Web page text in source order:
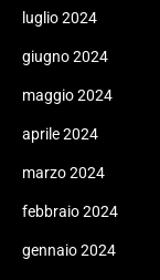
luglio 2024
giugno 2024
maggio 2024
aprile 2024
marzo 2024
febbraio 2024
gennaio 2024